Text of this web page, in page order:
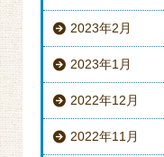
2023年2月
2023年1月
2022年12月
2022年11月